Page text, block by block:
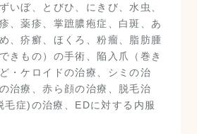
いぼ、とびひ、にきび、水虫、
、薬疹、掌蹠膿疱症、白斑、あ
、疥癬、ほくろ、粉瘤、脂肪腫
きもの）の手術、陥入爪（巻き
・ケロイドの治療、シミの治
治療、赤ら顔の治療、脱毛治
毛症)の治療、EDに対する内服